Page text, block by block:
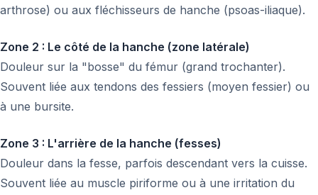
arthrose) ou aux fléchisseurs de hanche (psoas-iliaque).
Zone 2 : Le côté de la hanche (zone latérale)
Douleur sur la "bosse" du fémur (grand trochanter).
Souvent liée aux tendons des fessiers (moyen fessier) ou
à une bursite.
Zone 3 : L'arrière de la hanche (fesses)
Douleur dans la fesse, parfois descendant vers la cuisse.
Souvent liée au muscle piriforme ou à une irritation du